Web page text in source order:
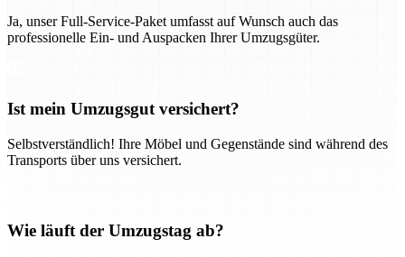
Ja, unser Full-Service-Paket umfasst auf Wunsch auch das
professionelle Ein- und Auspacken Ihrer Umzugsgüter.
Ist mein Umzugsgut versichert?
Selbstverständlich! Ihre Möbel und Gegenstände sind während des
Transports über uns versichert.
Wie läuft der Umzugstag ab?